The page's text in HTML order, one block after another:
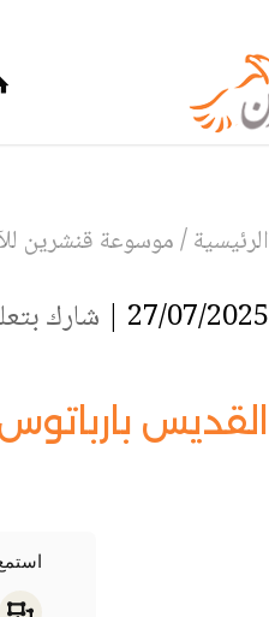
الرئيسية/موسوعة قنشرين
27/07/2025 | شارك
القديس